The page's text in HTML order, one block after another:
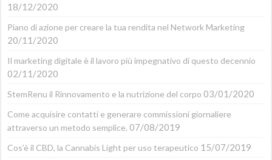
18/12/2020
Piano di azione per creare la tua rendita nel Network Marketing
20/11/2020
Il marketing digitale è il lavoro più impegnativo di questo decennio
02/11/2020
StemRenu il Rinnovamento e la nutrizione del corpo 03/01/2020
Come acquisire contatti e generare commissioni giornaliere
attraverso un metodo semplice. 07/08/2019
Cos’è il CBD, la Cannabis Light per uso terapeutico 15/07/2019